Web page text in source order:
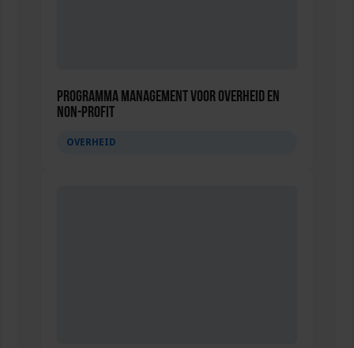
Programma Management voor overheid en
non-profit
OVERHEID